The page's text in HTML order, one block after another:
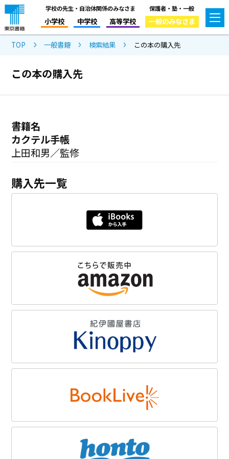
学校の先生・自治体関係のみなさま
小学校 中学校 高等学校
保護者・塾・一般
一般のみなさま
TOP 一般書籍 検索結果 この本の購入先
この本の購入先
書籍名
カクテル手帳
上田和男／監修
購入先一覧